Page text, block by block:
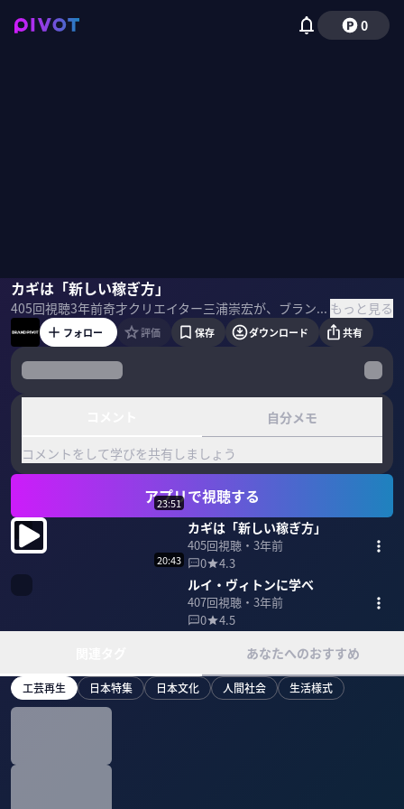
0
カギは「新しい稼ぎ方」
405回視聴3年前 奇才クリエイター三浦崇宏が、ブランディングの悩みに答える番組。 時間は30分一本勝負。三浦が「解」に辿り着くまでのプロセスを全部見せる。 ＜ゲスト＞ 三浦崇宏（The Breakthrough Company GO 代表） 谷口啓子 谷口太一（東郷織物） ＜目次＞ もっと見る
三浦崇宏谷口啓子谷口太一
フォロー 評価 保存 ダウンロード 共有
自分メモ
コメントをして学びを共有しましょう
アプリで視聴する
23:51
カギは「新しい稼ぎ方」
405回視聴・ 3年前
0
4.3
20:43
ルイ・ヴィトンに学べ
407回視聴・ 3年前
0
4.5
あなたへのおすすめ
工芸再生 日本特集 日本文化 人間社会 生活様式